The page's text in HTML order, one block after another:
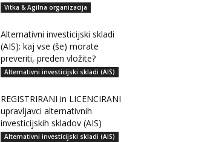
Vitka & Agilna organizacija
Alternativni investicijski skladi
(AIS): kaj vse (še) morate
preveriti, preden vložite?
Alternativni investicijski skladi (AIS)
REGISTRIRANI in LICENCIRANI
upravljavci alternativnih
investicijskih skladov (AIS)
Alternativni investicijski skladi (AIS)